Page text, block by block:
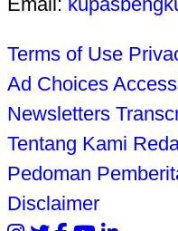
Terms of Use
Ad Choices
Newsletters
Tentang Kami
Pedoman
Disclaimer